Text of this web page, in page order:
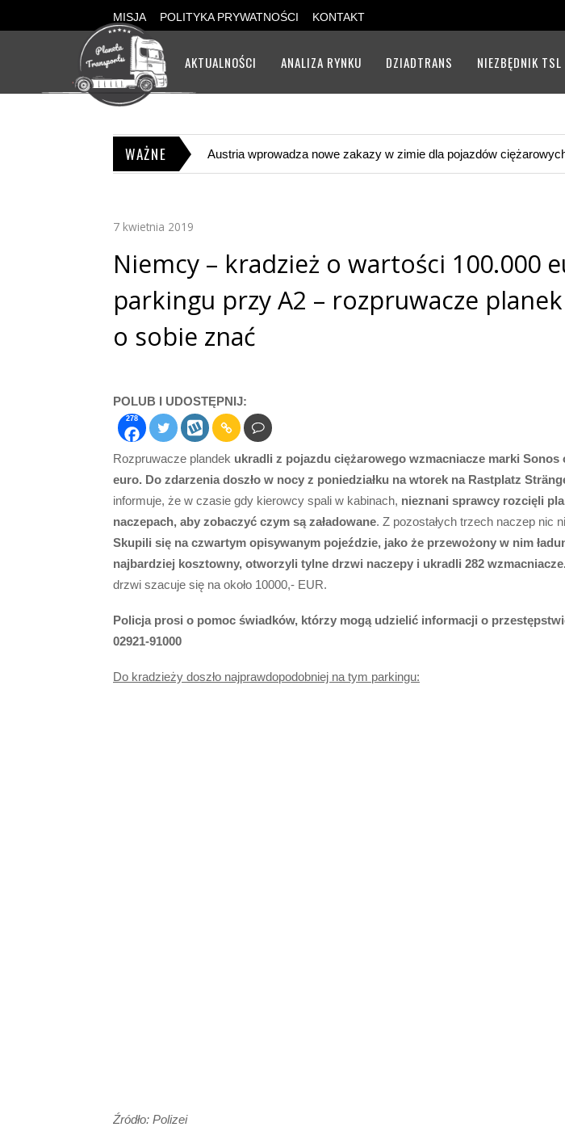
MISJA POLITYKA PRYWATNOŚCI KONTAKT
AKTUALNOŚCI ANALIZA RYNKU DZIADTRANS NIEZBĘDNIK TSL
WAŻNE Rząd Niemiec: „60 centów więcej za litr
7 kwietnia 2019
Niemcy – kradzież o wartości 100.000
parkingu przy A2 – rozpruwacze
o sobie znać
POLUB I UDOSTĘPNIJ:
278
Rozpruwacze plandek ukradli z pojazdu ciężarowego wzmacniacze marki Sonos
euro. Do zdarzenia doszło w nocy z poniedziałku na wtorek na Rastplatz
informuje, że w czasie gdy kierowcy spali w kabinach, nieznani sprawcy rozcięli
naczepach, aby zobaczyć czym są załadowane. Z pozostałych trzech naczep nic
Skupili się na czwartym opisywanym pojeździe, jako że przewożony w nim
najbardziej kosztowny, otworzyli tylne drzwi naczepy i ukradli 282 wzmacniacze.
drzwi szacuje się na około 10000,- EUR.
Policja prosi o pomoc świadków, którzy mogą udzielić informacji o
02921-91000
Do kradzieży doszło najprawdopodobniej na tym parkingu:
Źródło: Polizei